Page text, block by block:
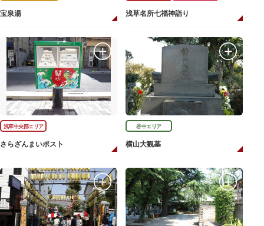
宝泉湯 浅草名所七福神詣り
浅草中央部エリア
さらざんまいポスト
谷中エリア
横山大観墓